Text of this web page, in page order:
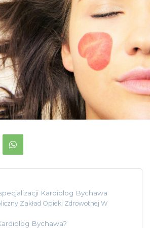
Kardiolog Bychawa
Zakład Opieki Zdrowotnej W
Bychawa?